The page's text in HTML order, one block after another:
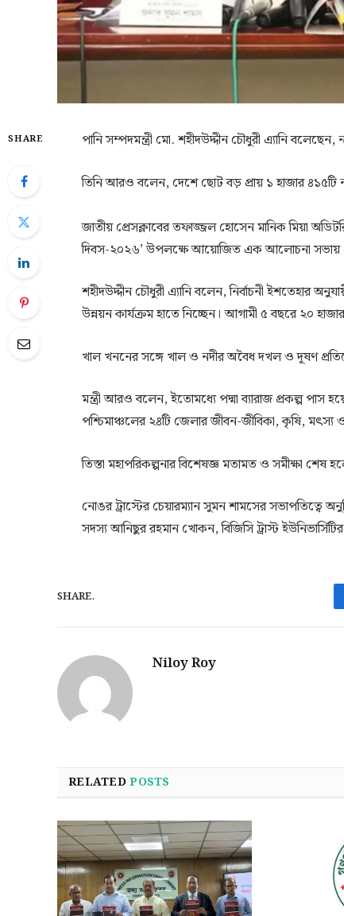
SHARE পানি সম্পদমন্ত্রী মো. শহীদউদ্দীন চৌধুরী এ্যানি
তিনি আরও বলেন, দেশে ছোট বড় প্রায় ১ হাজার
জাতীয় প্রেসক্লাবের তফাজ্জল হোসেন মানিক মিয়া
দিবস-২০২৬’ উপলক্ষে আয়োজিত এক আলোচনা সভায়
শহীদউদ্দীন চৌধুরী এ্যানি বলেন, নির্বাচনী ইশতেহার
উন্নয়ন কার্যক্রম হাতে নিচ্ছেন। আগামী ৫ বছরে ২০
খাল খননের সঙ্গে খাল ও নদীর অবৈধ দখল ও দূষণ
মন্ত্রী আরও বলেন, ইতোমধ্যে পদ্মা ব্যারাজ প্রকল্প পাস
পশ্চিমাঞ্চলের ২৪টি জেলার জীবন-জীবিকা, কৃষি, মৎস্য
তিস্তা মহাপরিকল্পনার বিশেষজ্ঞ মতামত ও সমীক্ষা শেষ
‎নোঙর ট্রাস্টের চেয়ারম্যান সুমন শামসের
সদস্য আনিছুর রহমান খোকন, বিজিসি ট্রাস্ট
SHARE.
Niloy Roy
RELATEDPOSTS